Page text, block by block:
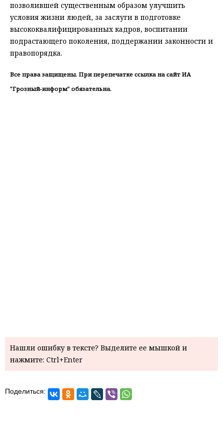
позволившей существенным образом улучшить
условия жизни людей, за заслуги в подготовке
высококвалифицированных кадров, воспитании
подрастающего поколения, поддержании законности и
правопорядка.
Все права защищены. При перепечатке ссылка на сайт ИА
"Грозный-информ" обязательна.
Нашли ошибку в тексте? Выделите ее мышкой и
нажмите: Ctrl+Enter
Поделиться: